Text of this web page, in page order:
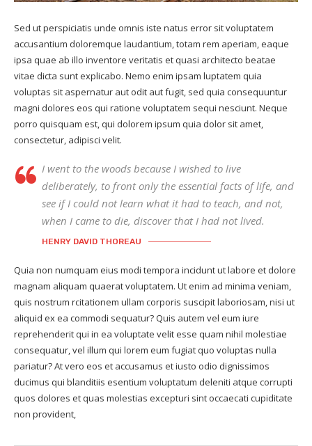
Sed ut perspiciatis unde omnis iste natus error sit voluptatem
accusantium doloremque laudantium, totam rem aperiam, eaque
ipsa quae ab illo inventore veritatis et quasi architecto beatae
vitae dicta sunt explicabo. Nemo enim ipsam luptatem quia
voluptas sit aspernatur aut odit aut fugit, sed quia consequuntur
magni dolores eos qui ratione voluptatem sequi nesciunt. Neque
porro quisquam est, qui dolorem ipsum quia dolor sit amet,
consectetur, adipisci velit.
I went to the woods because I wished to live
deliberately, to front only the essential facts of life, and
see if I could not learn what it had to teach, and not,
when I came to die, discover that I had not lived.
HENRY DAVID THOREAU
Quia non numquam eius modi tempora incidunt ut labore et dolore
magnam aliquam quaerat voluptatem. Ut enim ad minima veniam,
quis nostrum rcitationem ullam corporis suscipit laboriosam, nisi ut
aliquid ex ea commodi sequatur? Quis autem vel eum iure
reprehenderit qui in ea voluptate velit esse quam nihil molestiae
consequatur, vel illum qui lorem eum fugiat quo voluptas nulla
pariatur? At vero eos et accusamus et iusto odio dignissimos
ducimus qui blanditiis esentium voluptatum deleniti atque corrupti
quos dolores et quas molestias excepturi sint occaecati cupiditate
non provident,